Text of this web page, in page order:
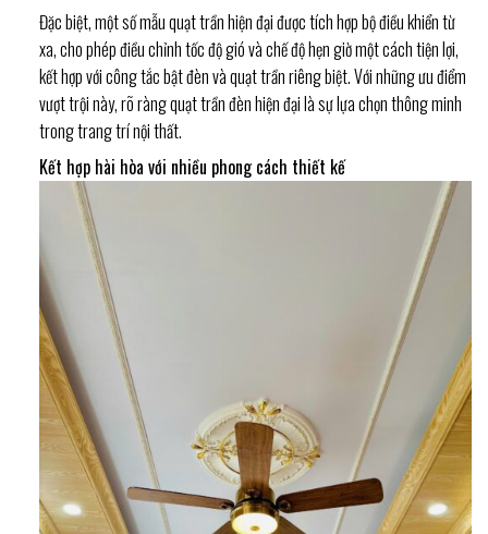
Đặc biệt, một số mẫu quạt trần hiện đại được tích hợp bộ điều khiển từ
xa, cho phép điều chỉnh tốc độ gió và chế độ hẹn giờ một cách tiện lợi,
kết hợp với công tắc bật đèn và quạt trần riêng biệt. Với những ưu điểm
vượt trội này, rõ ràng quạt trần đèn hiện đại là sự lựa chọn thông minh
trong trang trí nội thất.
Kết hợp hài hòa với nhiều phong cách thiết kế